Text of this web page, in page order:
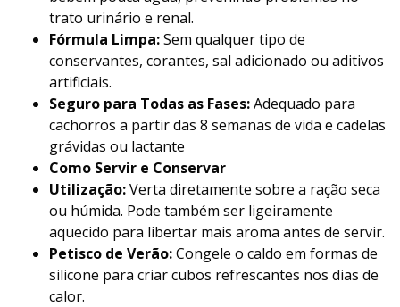
trato urinário e renal.
Fórmula Limpa:Sem qualquer tipo de
conservantes, corantes, sal adicionado ou aditivos
artificiais.
Seguro para Todas as Fases:Adequado para
cachorros a partir das 8 semanas de vida e cadelas
grávidas ou lactante
Como Servir e Conservar
Utilização:Verta diretamente sobre a ração seca
ou húmida. Pode também ser ligeiramente
aquecido para libertar mais aroma antes de servir.
Petisco de Verão:Congele o caldo em formas de
silicone para criar cubos refrescantes nos dias de
calor.